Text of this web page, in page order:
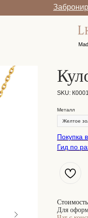
SKU:
Металл
Покупка
Гид по
Для